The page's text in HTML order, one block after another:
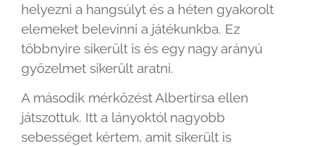
helyezni a hangsúlyt és a héten gyakorolt
elemeket belevinni a játékunkba. Ez
többnyire sikerült is és egy nagy arányú
győzelmet sikerült aratni.
A második mérkőzést Albertirsa ellen
játszottuk. Itt a lányoktól nagyobb
sebességet kértem, amit sikerült is